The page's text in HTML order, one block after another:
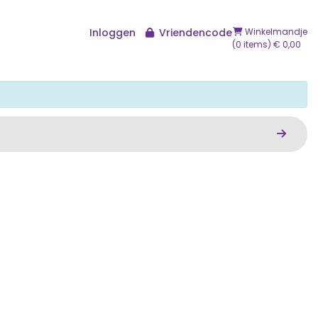
Inloggen Vriendencode
Winkelmandje
(0 items) € 0,00